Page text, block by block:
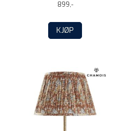
899,-
KJØP